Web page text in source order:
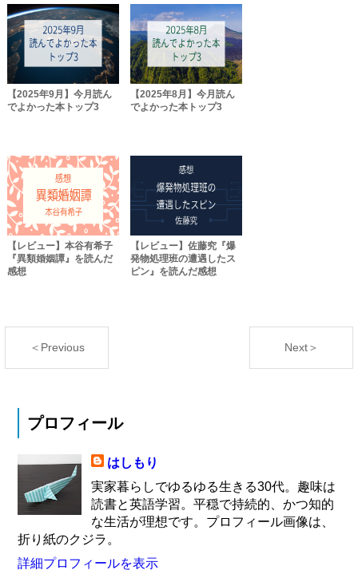
【2025年9月】今月読ん
でよかった本トップ3
【2025年8月】今月読ん
でよかった本トップ3
【レビュー】本谷有希子
『異類婚姻譚』を読んだ
感想
【レビュー】佐藤究『爆
発物処理班の遭遇したス
ピン』を読んだ感想
＜Previous Next＞
プロフィール
はしもり
実家暮らしでゆるゆる生きる30代。趣味は
読書と英語学習。平穏で持続的、かつ知的
な生活が理想です。プロフィール画像は、
折り紙のクジラ。
詳細プロフィールを表示